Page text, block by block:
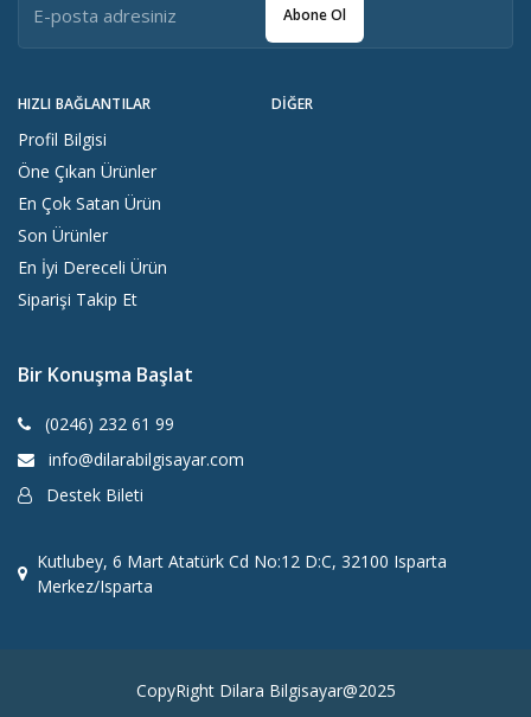
HIZLI BAĞLANTILAR
Profil Bilgisi
Öne Çıkan Ürünler
En Çok Satan Ürün
Son Ürünler
En İyi Dereceli Ürün
Siparişi Takip Et
DIĞER
Abone Ol
Bir Konuşma Başlat
(0246) 232 61 99
info@dilarabilgisayar.com
Destek Bileti
Kutlubey, 6 Mart Atatürk Cd No:12 D:C, 32100 Isparta
Merkez/Isparta
CopyRight Dilara Bilgisayar@2025